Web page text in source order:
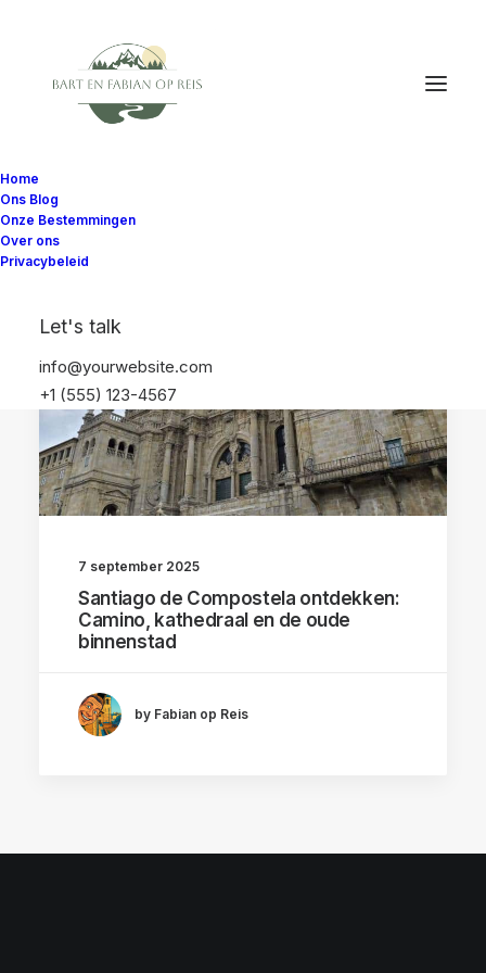
Home
Ons Blog
Onze Bestemmingen
Over ons
Privacybeleid
Let's talk
info@yourwebsite.com
+1 (555) 123-4567
7 september 2025
Santiago de Compostela ontdekken:
Camino, kathedraal en de oude
binnenstad
by Fabian op Reis